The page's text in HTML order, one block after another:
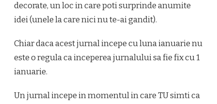
decorate, un loc in care poti surprinde anumite
idei (unele la care nici nu te-ai gandit).
Chiar daca acest jurnal incepe cu luna ianuarie nu
este o regula ca inceperea jurnalului sa fie fix cu 1
ianuarie.
Un jurnal incepe in momentul in care TU simti ca